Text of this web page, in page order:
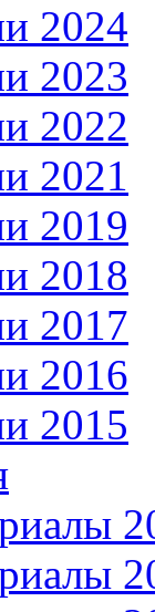
2024
2023
2022
2021
2019
2018
2017
2016
2015